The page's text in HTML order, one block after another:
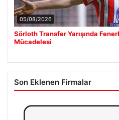
05/08/2026
Sörloth Transfer Yarışında
Mücadelesi
Son Eklenen Firmalar